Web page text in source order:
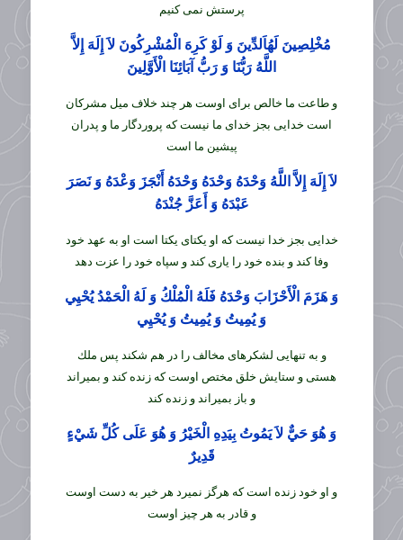
پرستش نمى‏ كنيم
مُخْلِصِينَ لَهُ‏اَلدِّينَ وَ لَوْ كَرِهَ الْمُشْرِكُونَ لاَ إِلَهَ إِلاَّ
اللَّهُ رَبُّنَا وَ رَبُّ آبَائِنَا الْأَوَّلِينَ‏
و طاعت ما خالص براى اوست هر چند خلاف ميل مشركان
است خدايى بجز خداى ما نيست كه پروردگار ما و پدران
پيشين ما است
لاَ إِلَهَ إِلاَّ اللَّهُ وَحْدَهُ وَحْدَهُ وَحْدَهُ أَنْجَزَ وَعْدَهُ وَ نَصَرَ
عَبْدَهُ وَ أَعَزَّ جُنْدَهُ‏
خدايى بجز خدا نيست كه او يكتاى يكتا است او به عهد خود
وفا كند و بنده خود را يارى كند و سپاه خود را عزت دهد
وَ هَزَمَ الْأَحْزَابَ وَحْدَهُ فَلَهُ الْمُلْكُ وَ لَهُ الْحَمْدُ يُحْيِي
وَ يُمِيتُ وَ يُمِيتُ وَ يُحْيِي‏
و به تنهايى لشكرهاى مخالف را در هم شكند پس ملك
هستى و ستايش خلق مختص اوست كه زنده كند و بميراند
و باز بميراند و زنده كند
وَ هُوَ حَيٌّ لاَ يَمُوتُ بِيَدِهِ الْخَيْرُ وَ هُوَ عَلَى كُلِّ شَيْ‏ءٍ
قَدِيرٌ
و او خود زنده است كه هرگز نميرد هر خير به دست اوست
و قادر به هر چيز اوست